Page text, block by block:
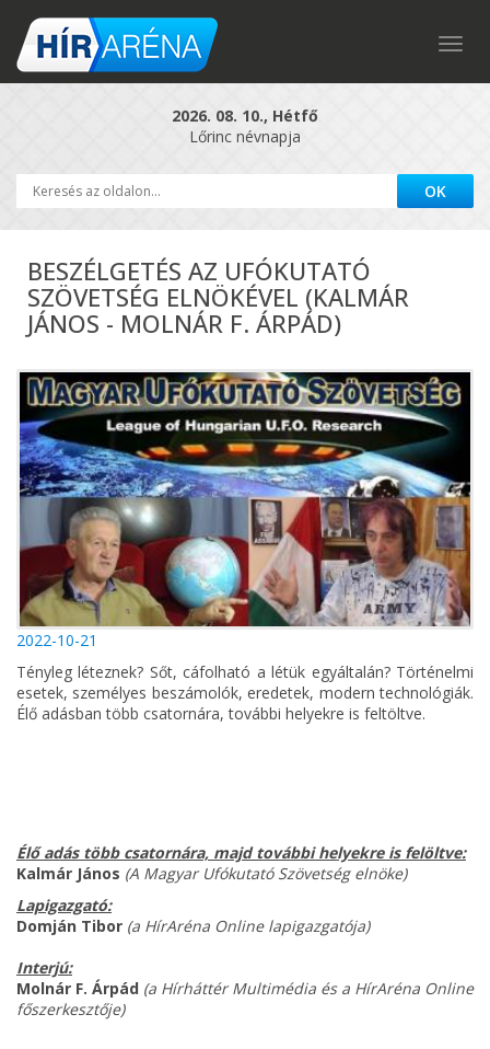
2026. 08. 10., Hétfő
Lőrinc névnapja
BESZÉLGETÉS AZ UFÓKUTATÓ
SZÖVETSÉG ELNÖKÉVEL (KALMÁR
JÁNOS - MOLNÁR F. ÁRPÁD)
2022-10-21
Tényleg léteznek? Sőt, cáfolható a létük egyáltalán? Történelmi
esetek, személyes beszámolók, eredetek, modern technológiák.
Élő adásban több csatornára, további helyekre is feltöltve.
Élő adás több csatornára, majd további helyekre is felöltve:
Kalmár János (A Magyar Ufókutató Szövetség elnöke)
Lapigazgató:
Domján Tibor (a HírAréna Online lapigazgatója)
Interjú:
Molnár F. Árpád (a Hírháttér Multimédia és a HírAréna Online
főszerkesztője)